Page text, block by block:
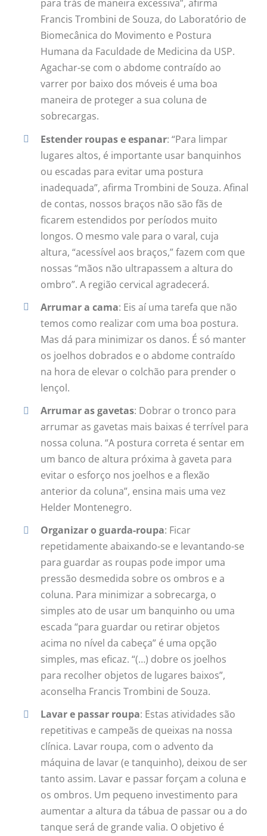
para trás de maneira excessiva”, afirma
Francis Trombini de Souza, do Laboratório de
Biomecânica do Movimento e Postura
Humana da Faculdade de Medicina da USP.
Agachar-se com o abdome contraído ao
varrer por baixo dos móveis é uma boa
maneira de proteger a sua coluna de
sobrecargas.
Estender roupas e espanar: “Para limpar
lugares altos, é importante usar banquinhos
ou escadas para evitar uma postura
inadequada”, afirma Trombini de Souza. Afinal
de contas, nossos braços não são fãs de
ficarem estendidos por períodos muito
longos. O mesmo vale para o varal, cuja
altura, “acessível aos braços,” fazem com que
nossas “mãos não ultrapassem a altura do
ombro”. A região cervical agradecerá.
Arrumar a cama: Eis aí uma tarefa que não
temos como realizar com uma boa postura.
Mas dá para minimizar os danos. É só manter
os joelhos dobrados e o abdome contraído
na hora de elevar o colchão para prender o
lençol.
Arrumar as gavetas: Dobrar o tronco para
arrumar as gavetas mais baixas é terrível para
nossa coluna. “A postura correta é sentar em
um banco de altura próxima à gaveta para
evitar o esforço nos joelhos e a flexão
anterior da coluna”, ensina mais uma vez
Helder Montenegro.
Organizar o guarda-roupa: Ficar
repetidamente abaixando-se e levantando-se
para guardar as roupas pode impor uma
pressão desmedida sobre os ombros e a
coluna. Para minimizar a sobrecarga, o
simples ato de usar um banquinho ou uma
escada “para guardar ou retirar objetos
acima no nível da cabeça” é uma opção
simples, mas eficaz. “(…) dobre os joelhos
para recolher objetos de lugares baixos”,
aconselha Francis Trombini de Souza.
Lavar e passar roupa: Estas atividades são
repetitivas e campeãs de queixas na nossa
clínica. Lavar roupa, com o advento da
máquina de lavar (e tanquinho), deixou de ser
tanto assim. Lavar e passar forçam a coluna e
os ombros. Um pequeno investimento para
aumentar a altura da tábua de passar ou a do
tanque será de grande valia. O objetivo é